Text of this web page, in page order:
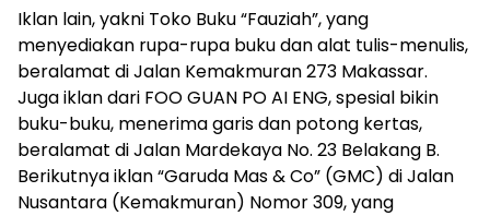
Iklan lain, yakni Toko Buku “Fauziah”, yang
menyediakan rupa-rupa buku dan alat tulis-menulis,
beralamat di Jalan Kemakmuran 273 Makassar.
Juga iklan dari FOO GUAN PO AI ENG, spesial bikin
buku-buku, menerima garis dan potong kertas,
beralamat di Jalan Mardekaya No. 23 Belakang B.
Berikutnya iklan “Garuda Mas & Co” (GMC) di Jalan
Nusantara (Kemakmuran) Nomor 309, yang